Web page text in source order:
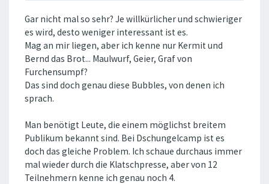
Gar nicht mal so sehr? Je willkürlicher und schwieriger
es wird, desto weniger interessant ist es.
Mag an mir liegen, aber ich kenne nur Kermit und
Bernd das Brot... Maulwurf, Geier, Graf von
Furchensumpf?
Das sind doch genau diese Bubbles, von denen ich
sprach.
Man benötigt Leute, die einem möglichst breitem
Publikum bekannt sind. Bei Dschungelcamp ist es
doch das gleiche Problem. Ich schaue durchaus immer
mal wieder durch die Klatschpresse, aber von 12
Teilnehmern kenne ich genau noch 4.